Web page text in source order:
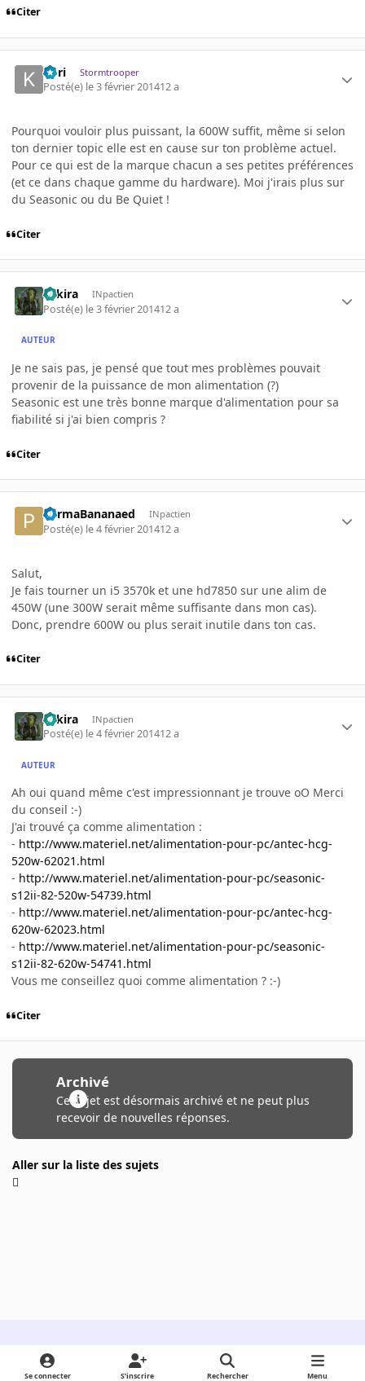
Citer
Kori Stormtrooper
Posté(e) le 3 février 201412 a
Pourquoi vouloir plus puissant, la 600W suffit, même si selon
ton dernier topic elle est en cause sur ton problème actuel.
Pour ce qui est de la marque chacun a ses petites préférences
(et ce dans chaque gamme du hardware). Moi j'irais plus sur
du Seasonic ou du Be Quiet !
Citer
Zakira INpactien
Posté(e) le 3 février 201412 a
AUTEUR
Je ne sais pas, je pensé que tout mes problèmes pouvait
provenir de la puissance de mon alimentation (?)
Seasonic est une très bonne marque d'alimentation pour sa
fiabilité si j'ai bien compris ?
Citer
PermaBananaed INpactien
Posté(e) le 4 février 201412 a
Salut,
Je fais tourner un i5 3570k et une hd7850 sur une alim de
450W (une 300W serait même suffisante dans mon cas).
Donc, prendre 600W ou plus serait inutile dans ton cas.
Citer
Zakira INpactien
Posté(e) le 4 février 201412 a
AUTEUR
Ah oui quand même c'est impressionnant je trouve oO Merci
du conseil :-)
J'ai trouvé ça comme alimentation :
- http://www.materiel.net/alimentation-pour-pc/antec-hcg-
520w-62021.html
- http://www.materiel.net/alimentation-pour-pc/seasonic-
s12ii-82-520w-54739.html
- http://www.materiel.net/alimentation-pour-pc/antec-hcg-
620w-62023.html
- http://www.materiel.net/alimentation-pour-pc/seasonic-
s12ii-82-620w-54741.html
Vous me conseillez quoi comme alimentation ? :-)
Citer
Archivé
Ce sujet est désormais archivé et ne peut plus
recevoir de nouvelles réponses.
Aller sur la liste des sujets
Light ModeDark ModeSystem Preference
Se connecter S’inscrire Rechercher Menu